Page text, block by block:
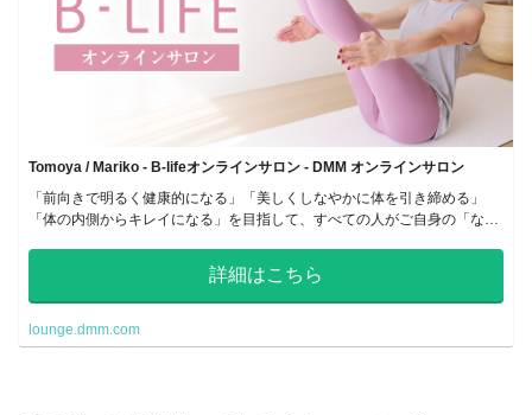
Tomoya / Mariko - B-lifeオンラインサロン - DMM オンラインサロン
「前向きで明るく健康的になる」「美しくしなやかに体を引き締める」
「体の内側からキレイになる」を目指して、すべての人がご自身の「なり
詳細はこちら
lounge.dmm.com